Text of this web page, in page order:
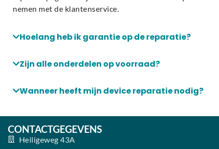
nemen met de klantenservice.
Hoelang heb ik garantie op de reparatie?
Zijn alle onderdelen op voorraad?
Wanneer heeft mijn device reparatie nodig?
CONTACTGEGEVENS
Heiligeweg 43A